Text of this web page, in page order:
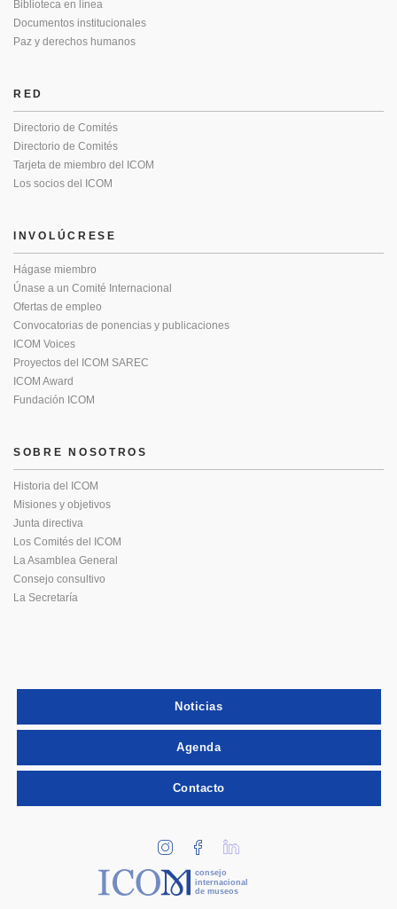
Biblioteca en línea
Documentos institucionales
Paz y derechos humanos
RED
Directorio de Comités
Directorio de Comités
Tarjeta de miembro del ICOM
Los socios del ICOM
INVOLÚCRESE
Hágase miembro
Únase a un Comité Internacional
Ofertas de empleo
Convocatorias de ponencias y publicaciones
ICOM Voices
Proyectos del ICOM SAREC
ICOM Award
Fundación ICOM
SOBRE NOSOTROS
Historia del ICOM
Misiones y objetivos
Junta directiva
Los Comités del ICOM
La Asamblea General
Consejo consultivo
La Secretaría
Noticias
Agenda
Contacto
consejo
internacional
de museos